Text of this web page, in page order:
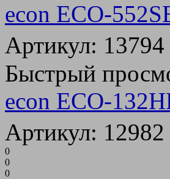
econ ECO-
Артикул: 13794
Быстрый
econ ECO-
Артикул: 12982
0
0
0